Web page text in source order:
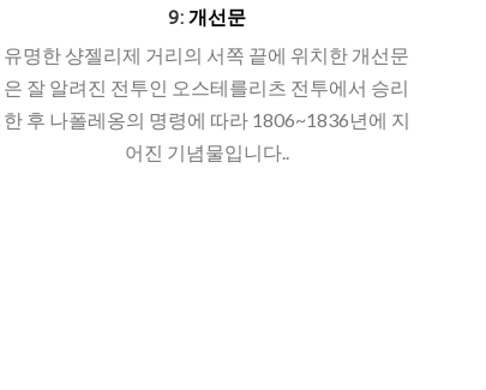
9:개선문
유명한 샹젤리제 거리의 서쪽 끝에 위치한 개선문
은 잘 알려진 전투인 오스테를리츠 전투에서 승리
한 후 나폴레옹의 명령에 따라 1806~1836년에 지
어진 기념물입니다..